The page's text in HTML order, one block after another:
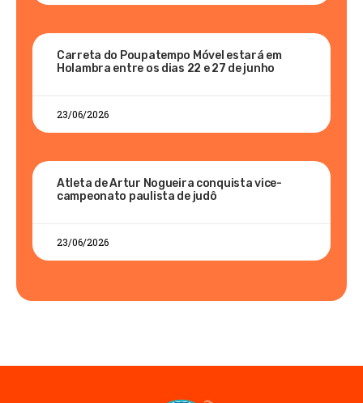
Carreta do Poupatempo Móvel estará em
Holambra entre os dias 22 e 27 de junho
23/06/2026
Atleta de Artur Nogueira conquista vice-
campeonato paulista de judô
23/06/2026